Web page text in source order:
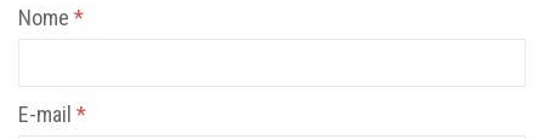
Nome *
E-mail *